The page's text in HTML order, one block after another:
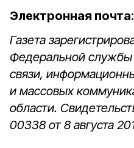
Электронная почта
Газета
Федеральной службы
связи,
и массовых
области.
00338 от 8 августа